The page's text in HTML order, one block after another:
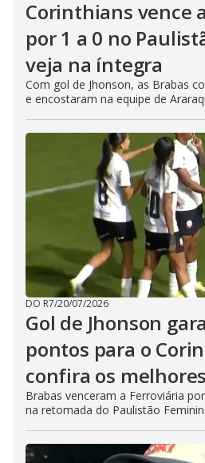
Corinthians vence
por 1 a 0 no
veja na íntegra
Com gol de Jhonson, as Brabas
e encostaram na equipe de
DO R7/20/07/2026
Gol de Jhonson
pontos para o
confira os
Brabas venceram a Ferroviária
na retomada do Paulistão